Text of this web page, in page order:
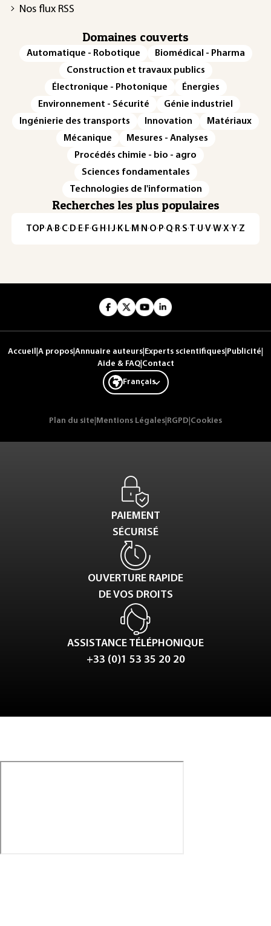
Nos flux RSS
Domaines couverts
Automatique - Robotique
Biomédical - Pharma
Construction et travaux publics
Électronique - Photonique
Énergies
Environnement - Sécurité
Génie industriel
Ingénierie des transports
Innovation
Matériaux
Mécanique
Mesures - Analyses
Procédés chimie - bio - agro
Sciences fondamentales
Technologies de l'information
Recherches les plus populaires
TOP·A·B·C· D· E· F·G· H · ·J· K· L· M · N ·O· P·Q· R·S·T·U·V·W·X·Y·Z
Accueil A propos Annuaire auteurs Experts scientifiques Publicité
Aide & FAQ| Contact
Français
Plan du site Mentions Légales RGPD Cookies
PAIEMENT
SÉCURISÉ
OUVERTURE RAPIDE
DE VOS DROITS
ASSISTANCE TÉLÉPHONIQUE
+33 (0)1 53 35 20 20